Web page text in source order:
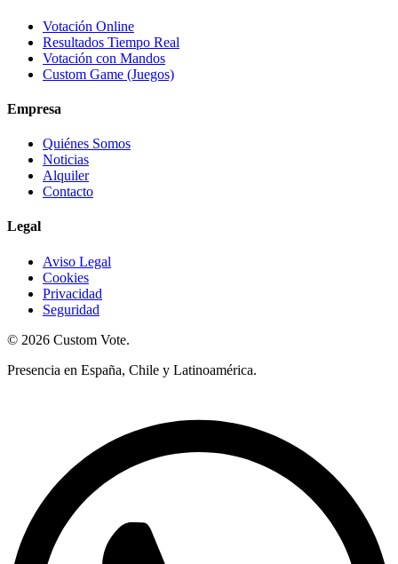
Votación Online
Resultados Tiempo Real
Votación con Mandos
Custom Game (Juegos)
Empresa
Quiénes Somos
Noticias
Alquiler
Contacto
Legal
Aviso Legal
Cookies
Privacidad
Seguridad
© 2026 Custom Vote.
Presencia en España, Chile y Latinoamérica.